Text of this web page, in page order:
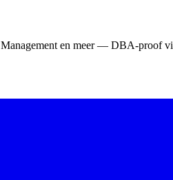
en meer — DBA-proof